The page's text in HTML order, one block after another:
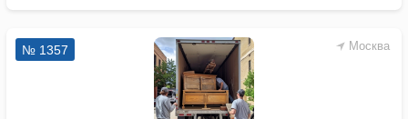
Москва
№ 1357